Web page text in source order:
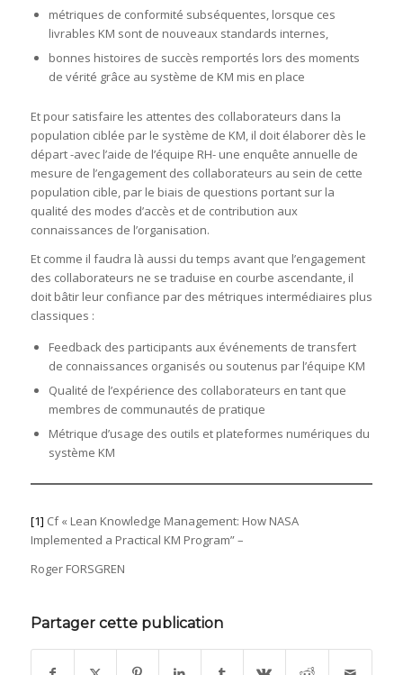
métriques de conformité subséquentes, lorsque ces
livrables KM sont de nouveaux standards internes,
bonnes histoires de succès remportés lors des moments
de vérité grâce au système de KM mis en place
Et pour satisfaire les attentes des collaborateurs dans la
population ciblée par le système de KM, il doit élaborer dès le
départ -avec l’aide de l’équipe RH- une enquête annuelle de
mesure de l’engagement des collaborateurs au sein de cette
population cible, par le biais de questions portant sur la
qualité des modes d’accès et de contribution aux
connaissances de l’organisation.
Et comme il faudra là aussi du temps avant que l’engagement
des collaborateurs ne se traduise en courbe ascendante, il
doit bâtir leur confiance par des métriques intermédiaires plus
classiques :
Feedback des participants aux événements de transfert
de connaissances organisés ou soutenus par l’équipe KM
Qualité de l’expérience des collaborateurs en tant que
membres de communautés de pratique
Métrique d’usage des outils et plateformes numériques du
système KM
[1] Cf « Lean Knowledge Management: How NASA
Implemented a Practical KM Program” –
Roger FORSGREN
Partager cette publication